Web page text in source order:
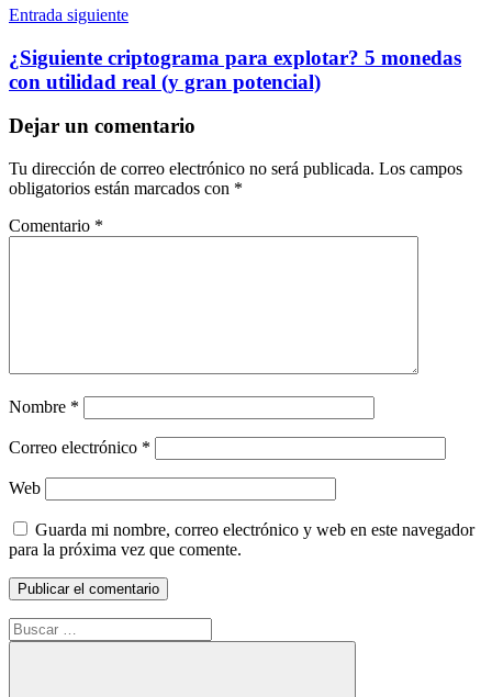
Entrada siguiente
¿Siguiente criptograma para explotar? 5 monedas
con utilidad real (y gran potencial)
Dejar un comentario
Tu dirección de correo electrónico no será publicada. Los campos
obligatorios están marcados con *
Comentario *
Nombre *
Correo electrónico *
Web
Guarda mi nombre, correo electrónico y web en este navegador
para la próxima vez que comente.
Buscar: